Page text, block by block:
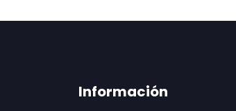
Información